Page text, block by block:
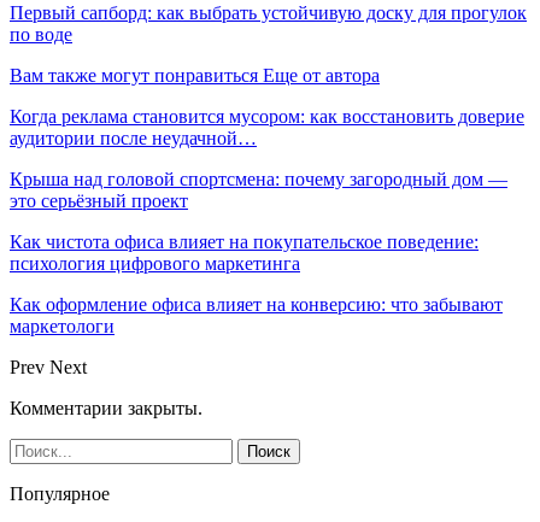
Первый сапборд: как выбрать устойчивую доску для прогулок
по воде
Вам также могут понравиться Еще от автора
Когда реклама становится мусором: как восстановить доверие
аудитории после неудачной…
Крыша над головой спортсмена: почему загородный дом —
это серьёзный проект
Как чистота офиса влияет на покупательское поведение:
психология цифрового маркетинга
Как оформление офиса влияет на конверсию: что забывают
маркетологи
Prev Next
Комментарии закрыты.
Популярное